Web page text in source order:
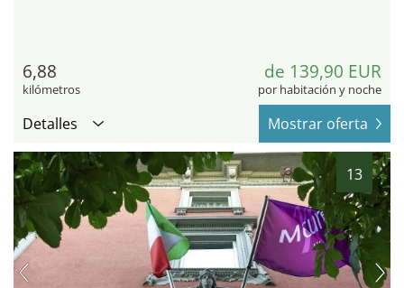
6,88
kilómetros
de 139,90 EUR
por habitación y noche
Detalles Mostrar oferta
13